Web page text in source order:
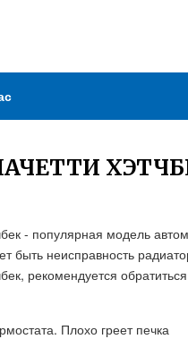
- популярная модель
быть неисправность
рекомендуется
Плохо греет печка